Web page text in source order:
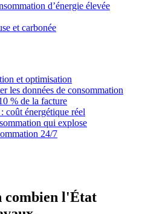
d’énergie élevée
et carbonée
et optimisation
les données de consommation
% de la facture
coût énergétique réel
qui explose
24/7
combien l'État